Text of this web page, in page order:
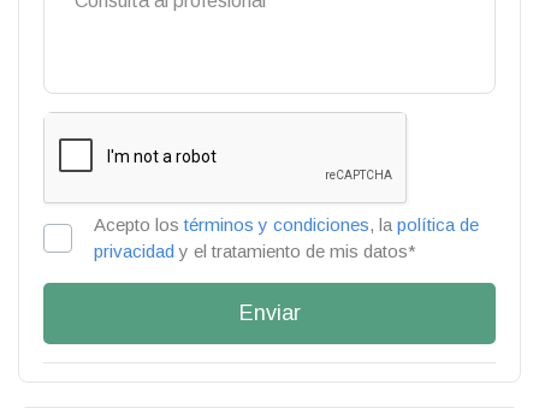
Acepto lostérminos y condiciones, la política de
privacidad y el tratamiento de mis datos*
Enviar